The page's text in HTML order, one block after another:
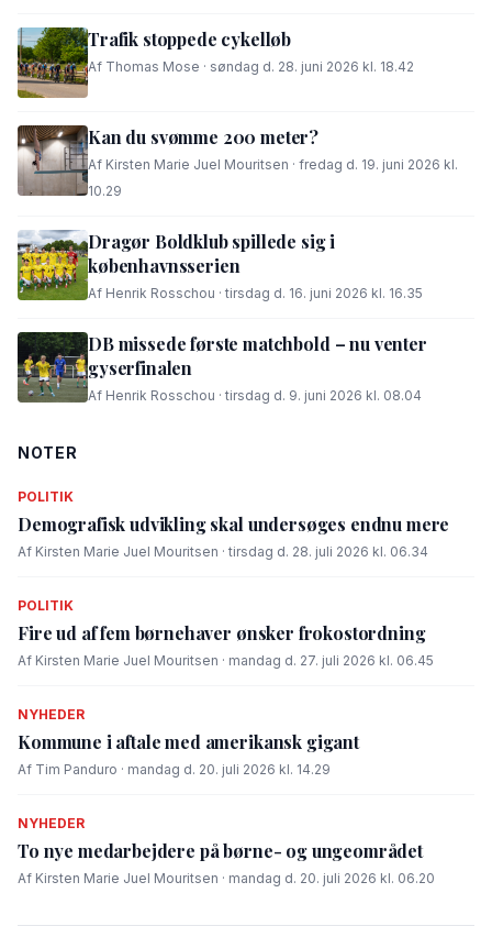
Trafik stoppede cykelløb
Af Thomas Mose · søndag d. 28. juni 2026 kl. 18.42
Kan du svømme 200 meter?
Af Kirsten Marie Juel Mouritsen · fredag d. 19. juni 2026 kl.
10.29
Dragør Boldklub spillede sig i
københavnsserien
Af Henrik Rosschou · tirsdag d. 16. juni 2026 kl. 16.35
DB missede første matchbold – nu venter
gyserfinalen
Af Henrik Rosschou · tirsdag d. 9. juni 2026 kl. 08.04
NOTER
POLITIK
Demografisk udvikling skal undersøges endnu mere
Af Kirsten Marie Juel Mouritsen · tirsdag d. 28. juli 2026 kl. 06.34
POLITIK
Fire ud af fem børnehaver ønsker frokostordning
Af Kirsten Marie Juel Mouritsen · mandag d. 27. juli 2026 kl. 06.45
NYHEDER
Kommune i aftale med amerikansk gigant
Af Tim Panduro · mandag d. 20. juli 2026 kl. 14.29
NYHEDER
To nye medarbejdere på børne- og ungeområdet
Af Kirsten Marie Juel Mouritsen · mandag d. 20. juli 2026 kl. 06.20